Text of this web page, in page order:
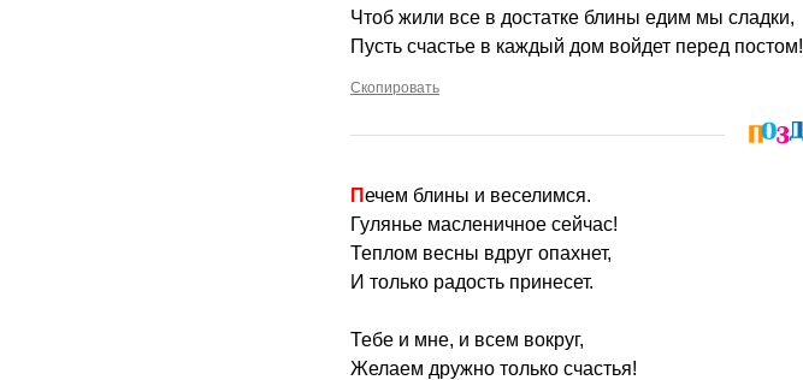
Чтоб жили все в достатке блины едим мы сладки,
Пусть счастье в каждый дом войдет перед постом!
Скопировать
Печем блины и веселимся.
Гулянье масленичное сейчас!
Теплом весны вдруг опахнет,
И только радость принесет.
Тебе и мне, и всем вокруг,
Желаем дружно только счастья!